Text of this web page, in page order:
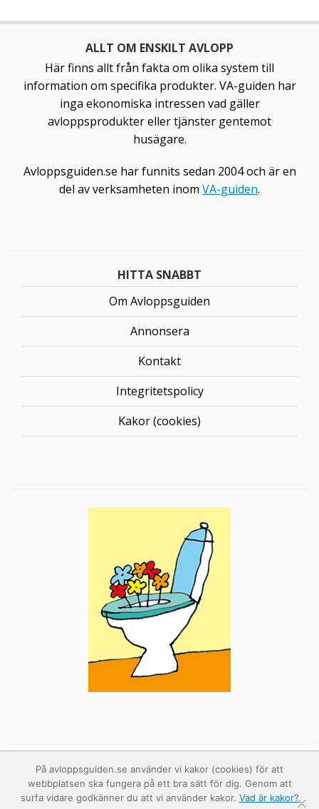
ALLT OM ENSKILT AVLOPP
Här finns allt från fakta om olika system till
information om specifika produkter. VA-guiden har
inga ekonomiska intressen vad gäller
avloppsprodukter eller tjänster gentemot
husägare.
Avloppsguiden.se har funnits sedan 2004 och är en
del av verksamheten inom VA-guiden.
HITTA SNABBT
Om Avloppsguiden
Annonsera
Kontakt
Integritetspolicy
Kakor (cookies)
På avloppsguiden.se använder vi kakor (cookies) för att
webbplatsen ska fungera på ett bra sätt för dig. Genom att
surfa vidare godkänner du att vi använder kakor. Vad är kakor?